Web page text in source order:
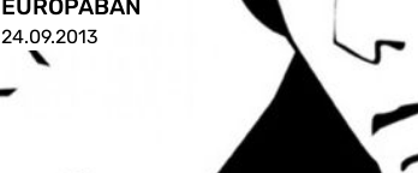
EURÓPÁBAN
24.09.2013